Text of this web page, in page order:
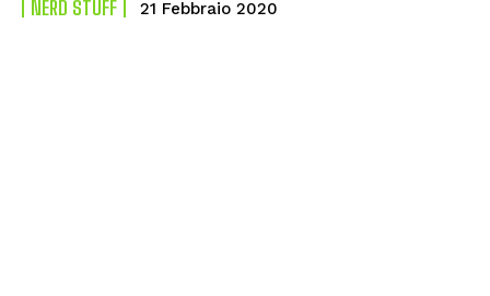
NERD STUFF 21 Febbraio 2020